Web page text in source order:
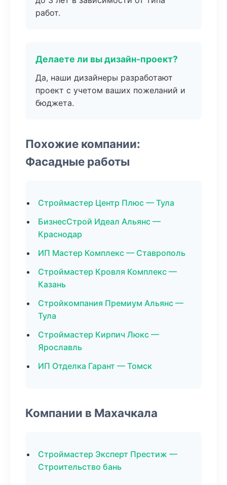
работ.
Делаете ли вы дизайн-проект?
Да, наши дизайнеры разработают
проект с учетом ваших пожеланий и
бюджета.
Похожие компании:
Фасадные работы
Строймастер Центр Плюс — Тула
БизнесСтрой Идеал Альянс —
Краснодар
ИП Мастер Комплекс — Ставрополь
Строймастер Кровля Комплекс —
Казань
Стройкомпания Премиум Альянс —
Тула
Строймастер Кирпич Люкс —
Ярославль
ИП Отделка Гарант — Томск
Компании в Махачкала
Строймастер Эксперт Престиж —
Строительство бань